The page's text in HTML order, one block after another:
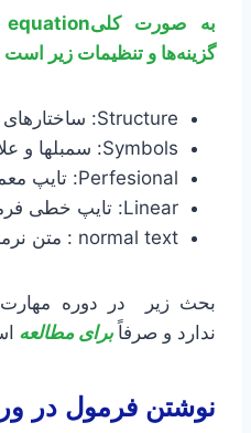
گزینه‌ها و تنظیمات زیر
Structure: ساختارهای ریاضیاتی
Symbols: سمبلها و علائم ریاضیاتی
Perfesional: تایپ معمول یا حرفه ای
Linear: تایپ خطی فرمول
normal text : متن نرمال
ندارد و صرفاً برای مطالعه
نوشتن فرمول در